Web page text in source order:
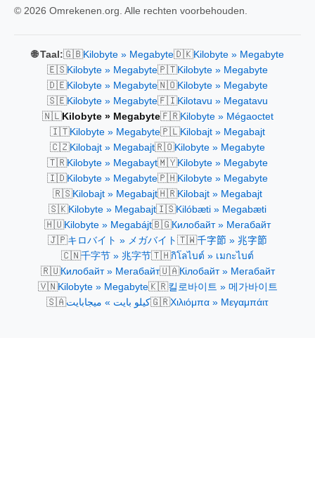
© 2026 Omrekenen.org. Alle rechten voorbehouden.
🌐 Taal:🇬🇧Kilobyte » Megabyte🇩🇰Kilobyte » Megabyte
🇪🇸Kilobyte » Megabyte🇵🇹Kilobyte » Megabyte
🇩🇪Kilobyte » Megabyte🇳🇴Kilobyte » Megabyte
🇸🇪Kilobyte » Megabyte🇫🇮Kilotavu » Megatavu
🇳🇱Kilobyte » Megabyte🇫🇷Kilobyte » Mégaoctet
🇮🇹Kilobyte » Megabyte🇵🇱Kilobajt » Megabajt
🇨🇿Kilobajt » Megabajt🇷🇴Kilobyte » Megabyte
🇹🇷Kilobyte » Megabayt🇲🇾Kilobyte » Megabyte
🇮🇩Kilobyte » Megabyte🇵🇭Kilobyte » Megabyte
🇷🇸Kilobajt » Megabajt🇭🇷Kilobajt » Megabajt
🇸🇰Kilobyte » Megabajt🇮🇸Kilóbæti » Megabæti
🇭🇺Kilobyte » Megabájt🇧🇬Килобайт » Мегабайт
🇯🇵キロバイト » メガバイト 🇹🇼千字節 » 兆字節
🇨🇳千字节 » 兆字节🇹🇭กิโลไบต์ » เมกะไบต์
🇷🇺Килобайт » Мегабайт🇺🇦Кілобайт » Мегабайт
🇻🇳Kilobyte » Megabyte🇰🇷킬로바이트 » 메가바이트
🇸🇦كيلو بايت » ميجابايت🇬🇷Χιλιόμπα » Μεγαμπάιτ